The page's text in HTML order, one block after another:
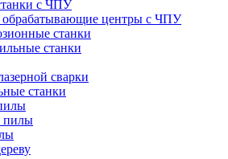
с ЧПУ
обрабатывающие центры с ЧПУ
станки
станки
сварки
станки
пилы